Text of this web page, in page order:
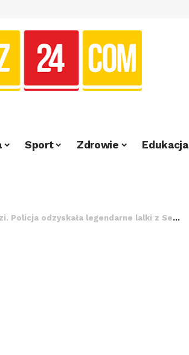
Sport Zdrowie Edukacja
odzyskała legendarne lalki z SeMaFora